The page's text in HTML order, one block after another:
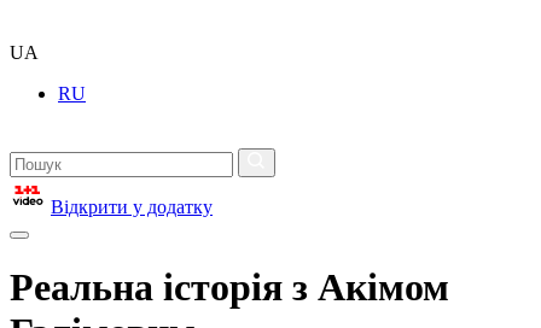
UA
RU
Відкрити у додатку
Реальна історія з Акімом